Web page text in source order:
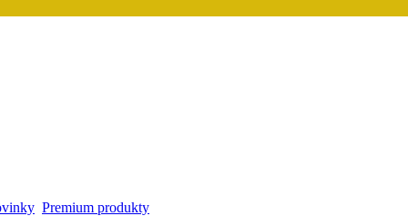
Premium produkty